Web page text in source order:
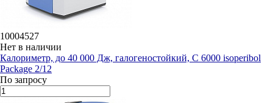
10004527
Нет в наличии
Калориметр, до 40 000 Дж, галогеностойкий, C 6000 isoperibol
Package 2/12
По запросу